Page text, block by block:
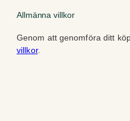
Allmänna villkor
Genom att genomföra ditt
villkor.